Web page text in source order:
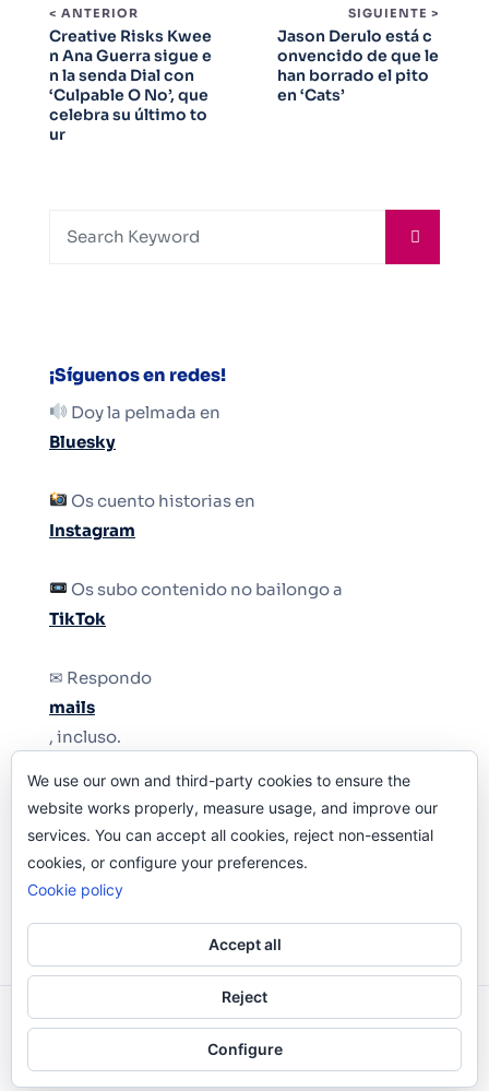
< ANTERIOR
Creative Risks Kwee
n Ana Guerra sigue e
n la senda Dial con
‘Culpable O No’, que
celebra su último to
ur
SIGUIENTE >
Jason Derulo está c
onvencido de que le
han borrado el pito
en ‘Cats’
¡Síguenos en redes!
Doy la pelmada en
Bluesky
Os cuento historias en
Instagram
Os subo contenido no bailongo a
TikTok
✉ Respondo
mails
, incluso.
Y si una persona no puede tener teléfono, que
le quiten el teléfono.
Odi O'Malley © 2016-2025. Todos Los Derechos
Reservados.
We use our own and third-party cookies to ensure the
website works properly, measure usage, and improve our
services. You can accept all cookies, reject non-essential
cookies, or configure your preferences.
Cookie policy
Accept all
Reject
Configure